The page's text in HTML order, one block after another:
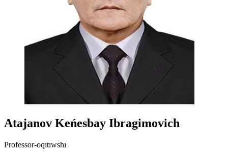
Atajanov Keńesbay Ibragimovich
Professor-oqıtıwshı